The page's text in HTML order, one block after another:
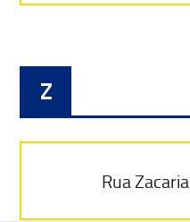
Z
Rua